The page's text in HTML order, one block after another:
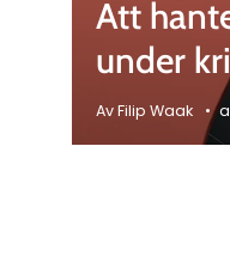
Att
under
Av Filip Waak